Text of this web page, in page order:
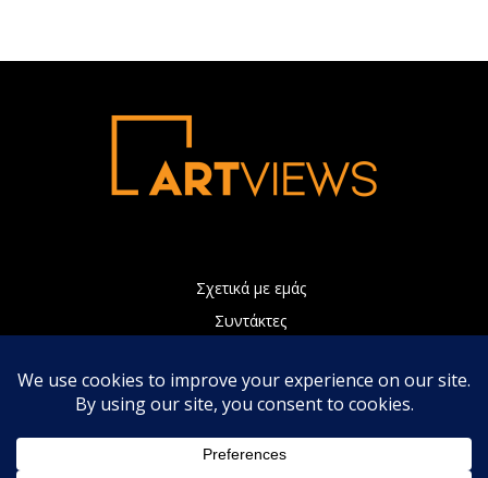
Σχετικά με εμάς
Συντάκτες
Πολιτική Απορρήτου
Επικοινωνία
Η ιστοσελίδα μας χρησιμοποιεί Cookies τα οποία συνεισφέρουν